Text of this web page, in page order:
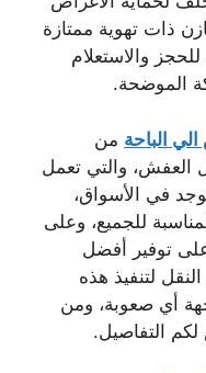
ذات تهوية ممتازة
والاستعلام
الموضحة.
الباحة من
العفش، والتي تعمل
في الأسواق،
للجميع، وعلى
توفير أفضل
لتنفيذ هذه
أي صعوبة، ومن
التفاصيل.